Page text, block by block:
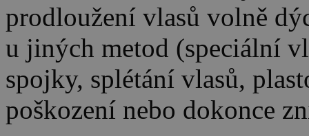
prodloužení vlasů volně
u jiných metod (speciální
spojky, splétání vlasů,
poškození nebo dokonce